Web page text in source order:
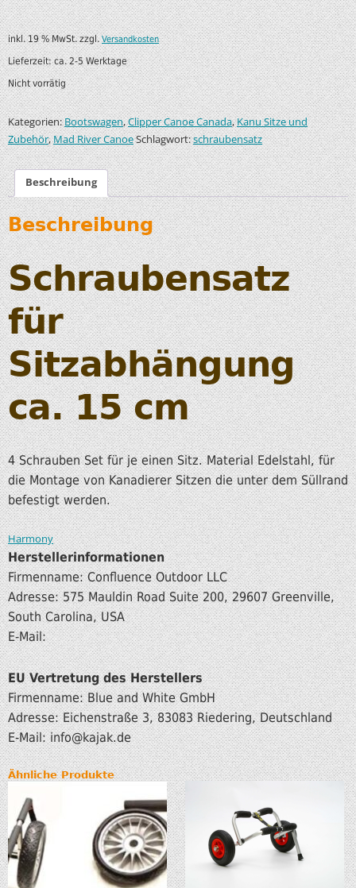
inkl. 19 % MwSt. zzgl. Versandkosten
Lieferzeit:ca. 2-5 Werktage
Nicht vorrätig
Kategorien:Bootswagen,Clipper Canoe Canada,Kanu Sitze und
Zubehör,Mad River CanoeSchlagwort:schraubensatz
Beschreibung
Beschreibung
Schraubensatz
für
Sitzabhängung
ca. 15 cm
4 Schrauben Set für je einen Sitz. Material Edelstahl, für
die Montage von Kanadierer Sitzen die unter dem Süllrand
befestigt werden.
Harmony
Herstellerinformationen
Firmenname: Confluence Outdoor LLC
Adresse: 575 Mauldin Road Suite 200, 29607 Greenville,
South Carolina, USA
E-Mail:
EU Vertretung des Herstellers
Firmenname: Blue and White GmbH
Adresse: Eichenstraße 3, 83083 Riedering, Deutschland
E-Mail: info@kajak.de
Ähnliche Produkte